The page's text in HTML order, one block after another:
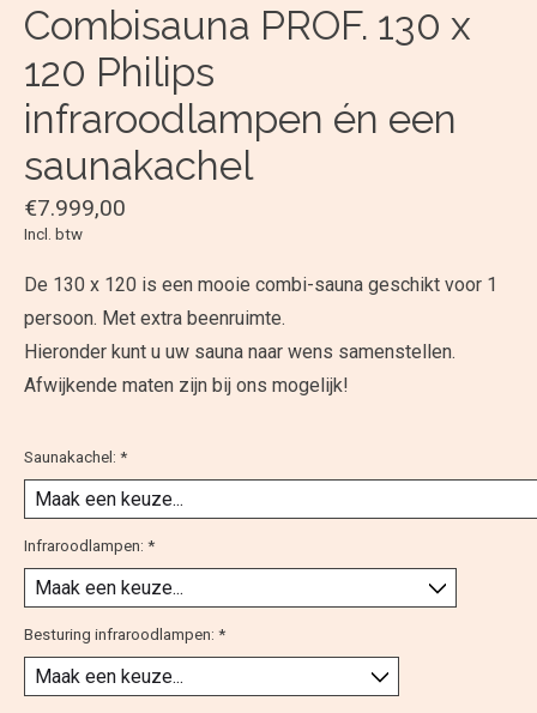
Combisauna PROF. 130 x
120 Philips
infraroodlampen én een
saunakachel
€7.999,00
Incl. btw
De 130 x 120 is een mooie combi-sauna geschikt voor 1
persoon. Met extra beenruimte.
Hieronder kunt u uw sauna naar wens samenstellen.
Afwijkende maten zijn bij ons mogelijk!
Saunakachel: *
Infraroodlampen: *
Besturing infraroodlampen: *